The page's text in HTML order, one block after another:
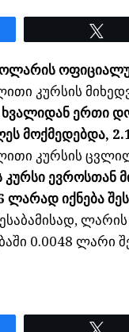
კურსის
ხვალიდან ერთი
მოქმედებდა,
კურსის
ევროსთან
ლარად იქნება
0.0048 ლარი